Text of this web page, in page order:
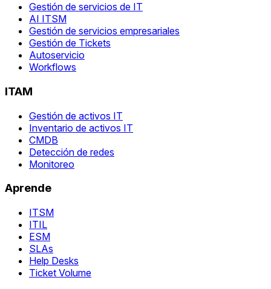
Gestión de servicios de IT
AI ITSM
Gestión de servicios empresariales
Gestión de Tickets
Autoservicio
Workflows
ITAM
Gestión de activos IT
Inventario de activos IT
CMDB
Detección de redes
Monitoreo
Aprende
ITSM
ITIL
ESM
SLAs
Help Desks
Ticket Volume